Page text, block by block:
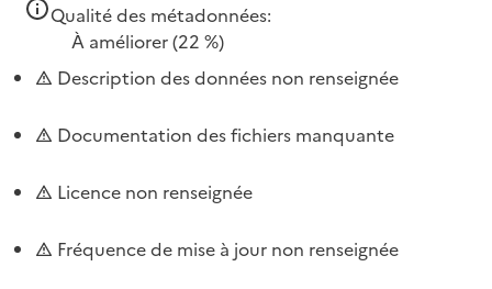
Qualité des métadonnées:
À améliorer(22 %)
Description des données non renseignée
Documentation des fichiers manquante
Licence non renseignée
Fréquence de mise à jour non renseignée